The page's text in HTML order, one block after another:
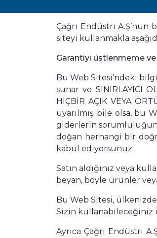
Çağrı Endüstri
siteyi kullanmakla
Garantiyi üstlenmeme ve
Bu Web Sitesi’ndeki
sunar ve SINIRLAYICI
HİÇBİR AÇIK VEYA
uyarılmış bile olsa, bu
giderlerin
doğan herhangi bir
kabul ediyorsunuz.
Satın aldığınız veya
beyan, böyle ürünler
Bu Web Sitesi,
Sizin kullanabileceğiniz
Ayrıca Çağrı Endüstri